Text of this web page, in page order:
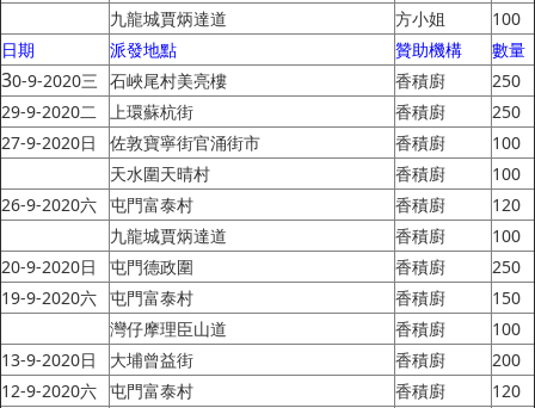
九龍城賈炳達道
方小姐
100
日期
派發地點 贊助機構 數量
30-9-2020三 石峽尾村美亮樓 香積廚
250
29-9-2020二
上環蘇杭街 香積廚
250
27-9-2020日
佐敦寶寧街官涌街市 香積廚
100
天水圍天晴村
香積廚
100
26-9-2020六 屯門富泰村 香積廚
120
九龍城賈炳達道
香積廚
100
20-9-2020日
屯門德政圍 香積廚
250
19-9-2020六 屯門富泰村 香積廚
150
灣仔摩理臣山道
香積廚
100
13-9-2020日
大埔曾益街 香積廚
200
12-9-2020六 屯門富泰村 香積廚
120